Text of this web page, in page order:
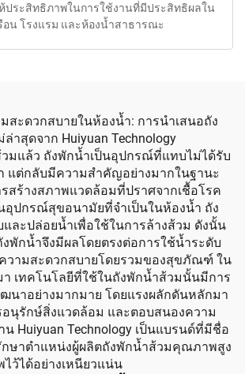
ประสิทธิภาพในการใช้งานที่มีประสิทธิผลใน
อน โรงแรม และห้องน้ำสาธารณะ
สะดวกสบายในห้องน้ำ: การนำเสนอถัง
าสุดจาก Huiyuan Technology
มแล้ว ถังพักน้ำเป็นอุปกรณ์ที่แทบไม่ได้รับ
แต่กลับมีความสำคัญอย่างมากในฐานะ
ร้างสภาพแวดล้อมที่ปราศจากเชื้อโรค
อุปกรณ์สุขอนามัยที่จำเป็นในห้องน้ำ ถัง
ละปล่อยน้ำเพื่อใช้ในการล้างส้วม ดังนั้น
พักน้ำจึงมีผลโดยตรงต่อการใช้น้ำระดับ
วามสะดวกสบายโดยรวมของสุขภัณฑ์ ใน
เทคโนโลยีที่ใช้ในถังพักน้ำส้วมนั้นมีการ
นาอย่างมากมาย โดยแรงผลักดันหลักมา
นุรักษ์สิ่งแวดล้อม และตอบสนองความ
น Huiyuan Technology เป็นแบรนด์ที่มีชื่อ
กษาตำแหน่งผู้ผลิตถังพักน้ำส้วมคุณภาพสูง
ว้ได้อย่างเหนียวแน่น